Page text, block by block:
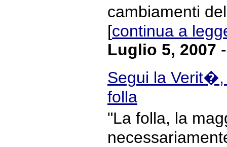
cambiamenti
[continua a
Luglio 5, 2007
Segui la
folla
"La folla, la